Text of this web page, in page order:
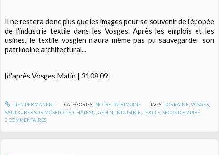
Il ne restera donc plus que les images pour se souvenir de l'épopée
de l'industrie textile dans les Vosges. Après les emplois et les
usines, le textile vosgien n'aura même pas pu sauvegarder son
patrimoine architectural...
[d'après Vosges Matin | 31.08.09]
LIEN PERMANENT CATÉGORIES : NOTRE PATRIMOINE TAGS : LORRAINE ,VOSGES
SAULXURES SUR MOSELOTTE ,CHÂTEAU ,GEHIN INDUSTRIE ,TEXTILE ,SECOND EMPIRE
3 COMMENTAIRES